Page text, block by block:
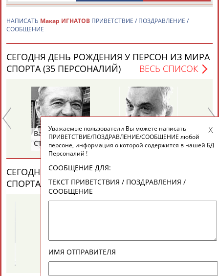
Камалудин
АБДУЛДАУДОВ
Абдула
Магомед
Назир
24 персон из 13181
ЕЩЁ ПЕРСОНЫ
ТАБЛО АКТИВНОСТИ
ЦЕЛИ ПРОЕКТА КОНТАКТЫ
НАПИСАТЬ Макар ИГНАТОВ ПРИВЕТСТВИЕ / ПОЗДРАВЛЕНИЕ /
СООБЩЕНИЕ
СЕГОДНЯ ДЕНЬ РОЖДЕНИЯ У ПЕРСОН ИЗ МИРА
СПОРТА (35 ПЕРСОНАЛИЙ)
ВЕСЬ СПИСОК
Василий
СТАНКОВИЧ
Евгений
ЗИМИН
СЕГОДНЯ ДЕНЬ ПАМЯТИ У ПЕРСОН ИЗ МИРА
СПОРТА (4 ПЕРСОНАЛИЙ)
ВЕСЬ СПИСОК
Галина
Уважаемые пользователи Вы можете написать
ПРИВЕТСТВИЕ/ПОЗДРАВЛЕНИЕ/СООБЩЕНИЕ любой
персоне, информация о которой содержится в нашей БД
Персоналий !
СООБЩЕНИЕ ДЛЯ:
ТЕКСТ ПРИВЕТСТВИЯ / ПОЗДРАВЛЕНИЯ /
СООБЩЕНИЕ
ИМЯ ОТПРАВИТЕЛЯ